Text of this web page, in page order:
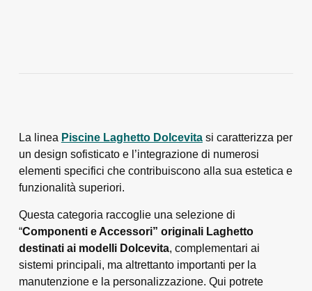
La linea Piscine Laghetto Dolcevitasi caratterizza per
un design sofisticato e l’integrazione di numerosi
elementi specifici che contribuiscono alla sua estetica e
funzionalità superiori.
Questa categoria raccoglie una selezione di
“Componenti e Accessori” originali Laghetto
destinati ai modelli Dolcevita, complementari ai
sistemi principali, ma altrettanto importanti per la
manutenzione e la personalizzazione. Qui potrete